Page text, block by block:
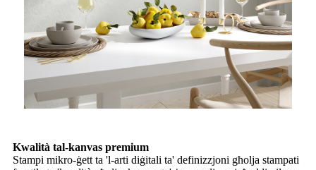
Kwalità tal-kanvas premium
Stampi mikro-ġett ta 'l-arti diġitali ta' definizzjoni għolja stampati